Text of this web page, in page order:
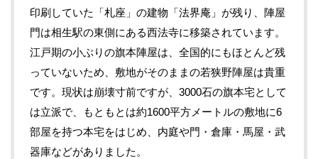
印刷していた「札座」の建物「法界庵」が残り、陣屋
門は相生駅の東側にある西法寺に移築されています。
江戸期の小ぶりの旗本陣屋は、全国的にもほとんど残
っていないため、敷地がそのままの若狭野陣屋は貴重
です。現状は崩壊寸前ですが、3000石の旗本宅として
は立派で、もともとは約1600平方メートルの敷地に6
部屋を持つ本宅をはじめ、内庭や門・倉庫・馬屋・武
器庫などがありました。